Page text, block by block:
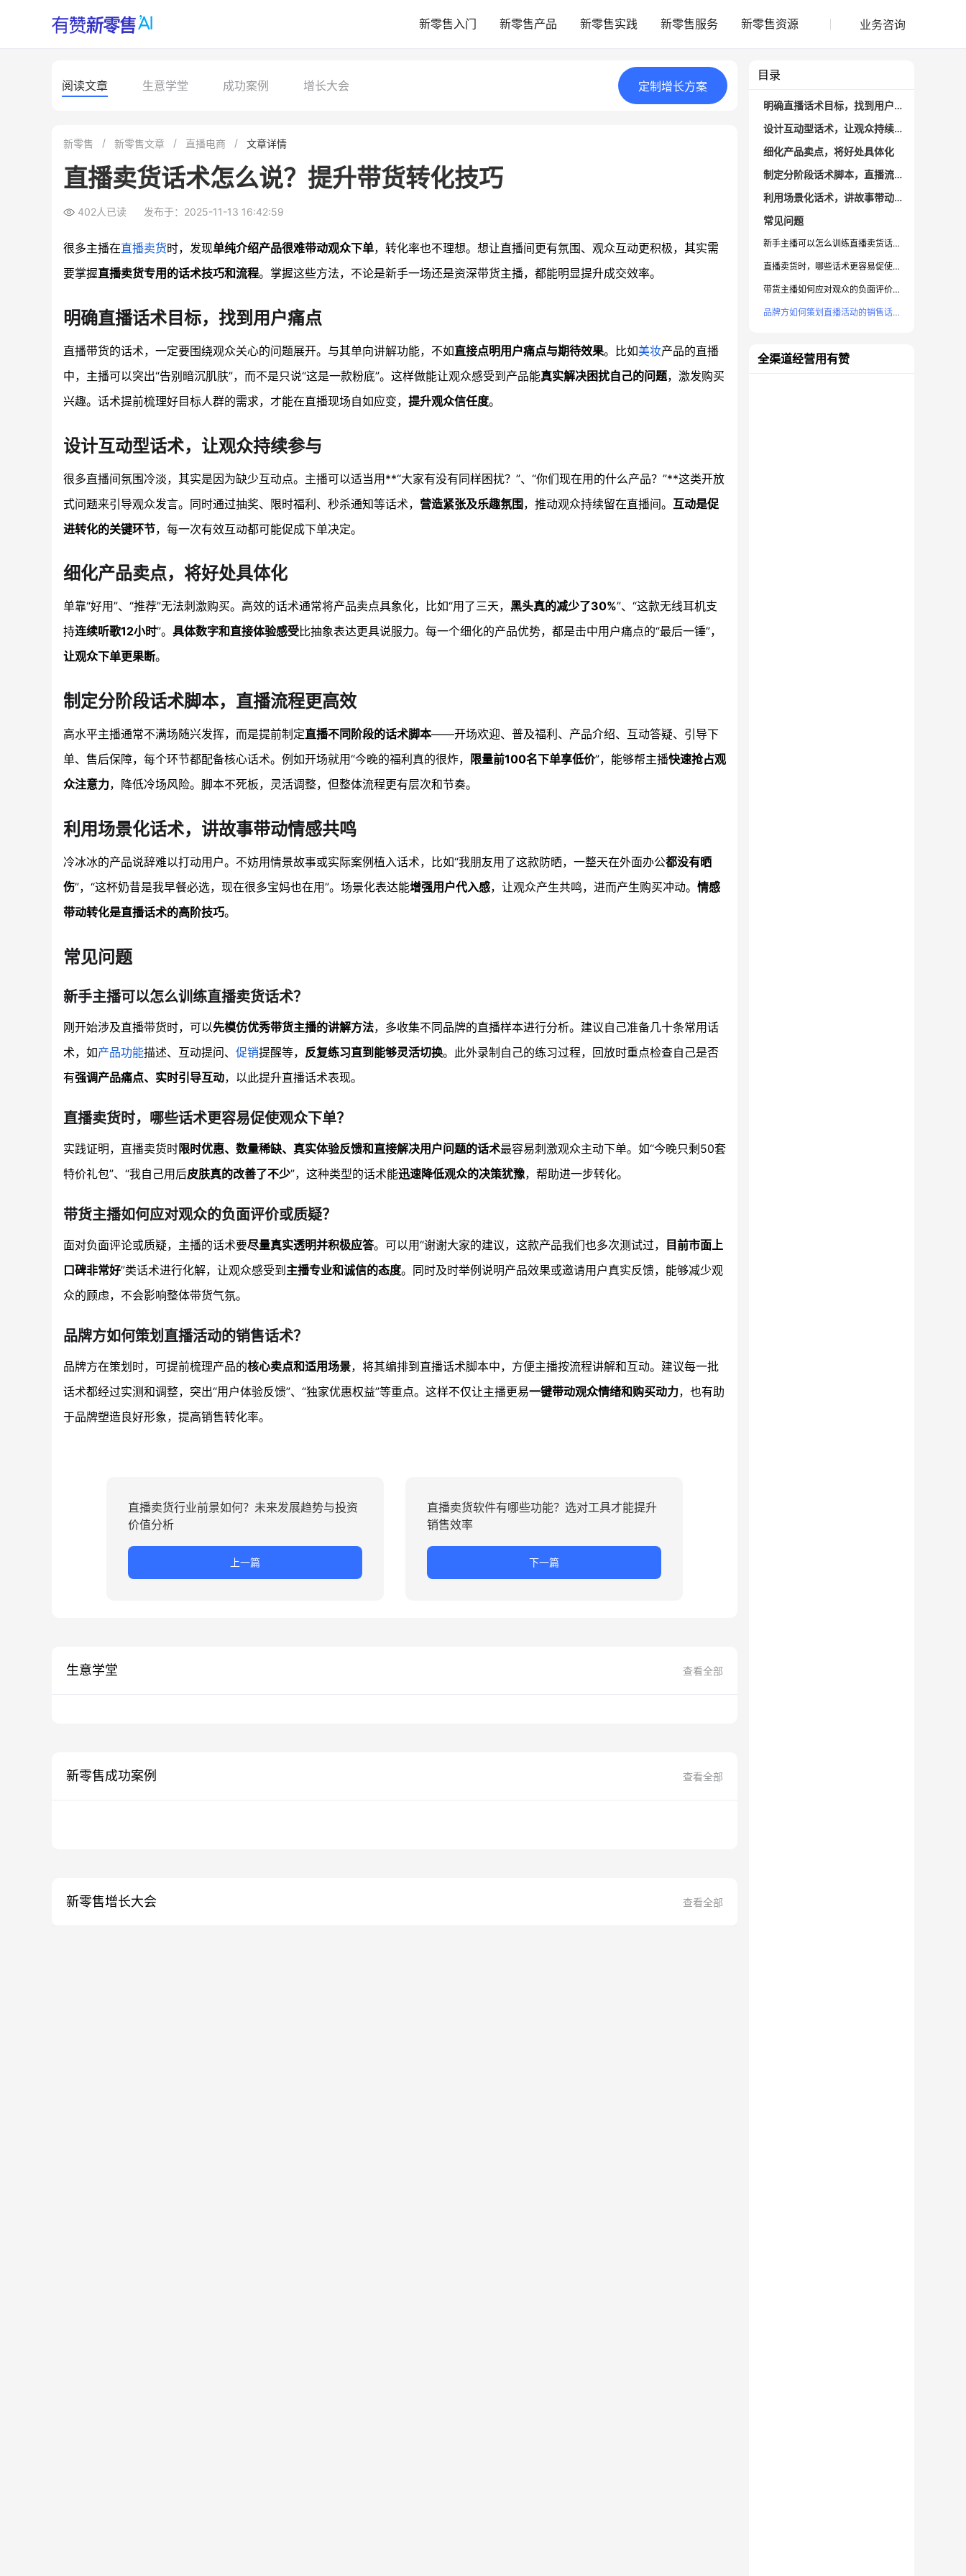
新零售入门 新零售产品 新零售实践 新零售服务 新零售资源 业务咨询
阅读文章 生意学堂 成功案例 增长大会 定制 增长方案
新零售 新零售文章 直播电商 文章详情
直播卖货话术怎么说？提升带货转化技巧
402人已读 发布于：2025-11-13 16:42:59
很多主播在直播卖货时，发现单纯介绍产品很难带动观众下单，转化率也不理想。想让直播间更有氛围、观众互动更积极，其实需
要掌握直播卖货专用的话术技巧和流程。掌握这些方法，不论是新手一场还是资深带货主播，都能明显提升成交效率。
明确直播话术目标，找到用户痛点
直播带货的话术，一定要围绕观众关心的问题展开。与其单向讲解功能，不如直接点明用户痛点与期待效果。比如美妆产品的直播
中，主播可以突出“告别暗沉肌肤”，而不是只说“这是一款粉底”。这样做能让观众感受到产品能真实解决困扰自己的问题，激发购买
兴趣。话术提前梳理好目标人群的需求，才能在直播现场自如应变， 提升观众信任度。
设计互动型话术，让观众持续参与
很多直播间氛围冷淡，其实是因为缺少互动点。主播可以适当用**“大家有没有同样困扰？”、“你们现在用的什么产品？”**这类开放
式问题来引导观众发言。同时通过抽奖、限时福利、秒杀通知等话术， 营造紧张及乐趣氛围，推动观众持续留在直播间。 互动是促
进转化的关键环节，每一次有效互动都可能促成下单决定。
细化产品卖点，将好处具体化
单靠“好用”、“推荐”无法刺激购买。高效的话术通常将产品卖点具象化，比如“用了三天， 黑头真的减少了30%”、“这款无线耳机支
持连续听歌12小时”。 具体数字和直接体验感受比抽象表达更具说服力。每一个细化的产品优势，都是击中用户痛点的“最后一锤”，
让观众下单更果断。
制定分阶段话术脚本，直播流程更高效
高水平主播通常不满场随兴发挥，而是提前制定直播不同阶段的话术脚本——开场欢迎、普及福利、产品介绍、互动答疑、引导下
单、售后保障，每个环节都配备核心话术。例如开场就用“今晚的福利真的很炸，
限量前100名下单享低价”，能够帮主播快速抢占观
众注意力，降低冷场风险。脚本不死板，灵活调整，但整体流程更有层次和节奏。
利用场景化话术，讲故事带动情感共鸣
冷冰冰的产品说辞难以打动用户。不妨用情景故事或实际案例植入话术，比如“我朋友用了这款防晒，一整天在外面办公都没有晒
伤”，“这杯奶昔是我早餐必选，现在很多宝妈也在用”。场景化表达能增强用户代入感，让观众产生共鸣，进而产生购买冲动。 情感
带动转化是直播话术的高阶技巧。
常见问题
新手主播可以怎么训练直播卖货话术？
刚开始涉及直播带货时，可以先模仿优秀带货主播的讲解方法，多收集不同品牌的直播样本进行分析。建议自己准备几十条常用话
术，如产品功能描述、互动提问、 促销提醒等， 反复练习直到能够灵活切换。此外录制自己的练习过程，回放时重点检查自己是否
有强调产品痛点、实时引导互动，以此提升直播话术表现。
直播卖货时，哪些话术更容易促使观众下单？
实践证明，直播卖货时限时优惠、数量稀缺、真实体验反馈和直接解决用户问题的话术最容易刺激观众主动下单。如“今晚只剩50套
特价礼包”、“我自己用后皮肤真的改善了不少”，这种类型的话术能迅速降低观众的决策犹豫，帮助进一步转化。
带货主播如何应对观众的负面评价或质疑？
面对负面评论或质疑，主播的话术要尽量真实透明并积极应答。可以用“谢谢大家的建议，这款产品我们也多次测试过， 目前市面上
口碑非常好”类话术进行化解，让观众感受到主播专业和诚信的态度。同时及时举例说明产品效果或邀请用户真实反馈，能够减少观
众的顾虑，不会影响整体带货气氛。
品牌方如何策划直播活动的销售话术？
品牌方在策划时，可提前梳理产品的核心卖点和适用场景，将其编排到直播话术脚本中，方便主播按流程讲解和互动。建议每一批
话术都经过实测和调整，突出“用户体验反馈”、“独家优惠权益”等重点。这样不仅让主播更易一键带动观众情绪和购买动力，也有助
于品牌塑造良好形象，提高销售转化率。
直播卖货行业前景如何？未来发展趋势与投资
价值分析
上一篇
直播卖货软件有哪些功能？选对工具才能提升
销售效率
下一篇
生意学堂 查看全部
新零售成功案例 查看全部
新零售增长大会 查看全部
目录
明确直播话术目标，找到用户痛点
设计互动型话术，让观众持续参与
细化产品卖点，将好处具体化
制定分阶段话术脚本，直播流程更高效
利用场景化话术，讲故事带动情感共鸣
常见问题
新手主播可以怎么训练直播卖货话术？
直播卖货时，哪些话术更容易促使观众下单？
带货主播如何应对观众的负面评价或质疑？
品牌方如何策划直播活动的销售话术？
全渠道经营用有赞